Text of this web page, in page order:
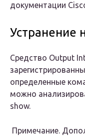
документации
Устранение
Средство Output
определенные
можно
show.
Примечание.